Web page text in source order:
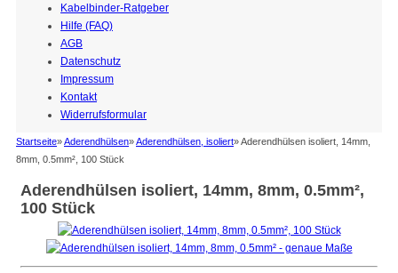
Kabelbinder-Ratgeber
Hilfe (FAQ)
AGB
Datenschutz
Impressum
Kontakt
Widerrufsformular
Startseite»Aderendhülsen»Aderendhülsen, isoliert»Aderendhülsen isoliert, 14mm,
8mm, 0.5mm², 100 Stück
Aderendhülsen isoliert, 14mm, 8mm, 0.5mm²,
100 Stück